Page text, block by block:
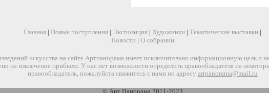
Главная Новые поступления Экспозиция Художники Тематические выставки
Новости
О собрании
искусства на сайте Артпанорама имеет исключительно информационную цель и
на извлечение прибыли. У нас нет возможности определить правообладателя на
правообладатель, пожалуйста свяжитесь с нами по адресу artpanorama@mail.ru
© Арт Панорама 2011-2023